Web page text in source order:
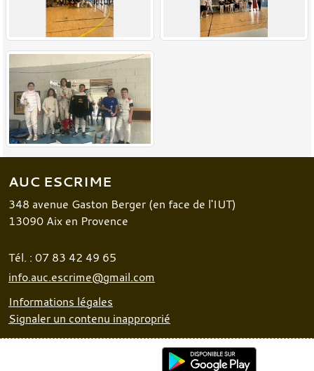
AUC ESCRIME
348 avenue Gaston Berger (en face de l'IUT)
13090 Aix en Provence
Tél. : 07 83 42 49 65
info.auc.escrime@gmail.com
Informations légales
Signaler un contenu inapproprié